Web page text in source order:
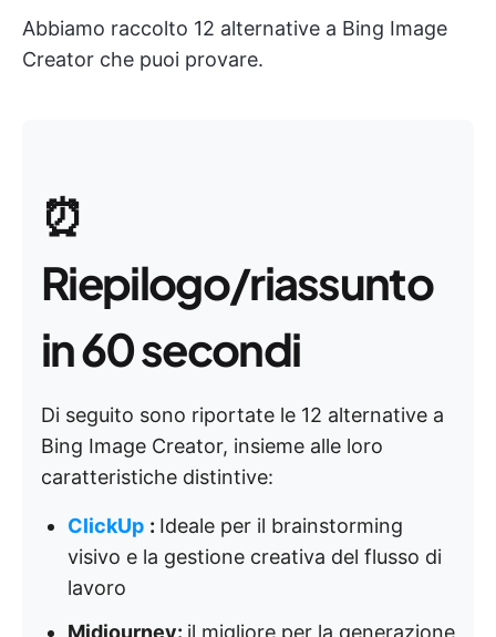
Abbiamo raccolto 12 alternative a Bing Image
Creator che puoi provare.
⏰
Riepilogo/riassunto
in 60 secondi
Di seguito sono riportate le 12 alternative a
Bing Image Creator, insieme alle loro
caratteristiche distintive:
ClickUp : Ideale per il brainstorming
visivo e la gestione creativa del flusso di
lavoro
Midjourney: il migliore per la generazione